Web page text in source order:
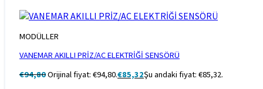
MODÜLLER
VANEMAR AKILLI PRİZ/AC ELEKTRİĞİ SENSÖRÜ
€94,80Orijinal fiyat: €94,80.€85,32Şu andaki fiyat: €85,32.